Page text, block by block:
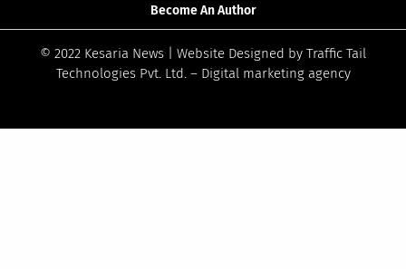
Become An Author
© 2022 Kesaria News | Website Designed by Traffic Tail
Technologies Pvt. Ltd.– Digital marketing agency